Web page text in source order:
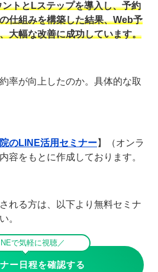
トとLステップを導入し、予約
仕組みを構築した結果、Web予
大幅な改善に成功しています。
率が向上したのか。具体的な取
のLINE活用セミナー】（オンラ
容をもとに作成しております。
れる方は、以下より無料セミナ
。
で気軽に視聴／
ー日程を確認する